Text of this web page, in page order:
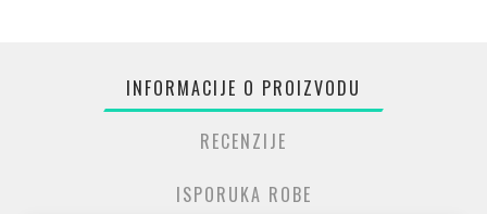
INFORMACIJE O PROIZVODU
RECENZIJE
ISPORUKA ROBE